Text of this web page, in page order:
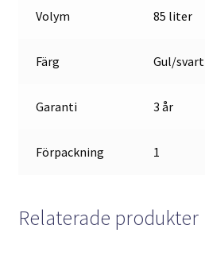
Volym 85 liter
Färg Gul/svart
Garanti 3 år
Förpackning 1
Relaterade produkter